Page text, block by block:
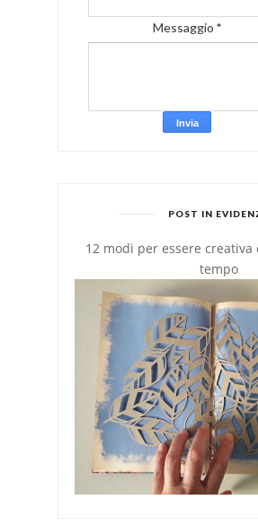
Messaggio *
POST IN
12 modi per essere creativa
tempo